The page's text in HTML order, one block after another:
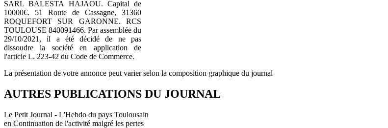
SARL BALESTA HAJAOU. Capital de
10000€. 51 Route de Cassagne, 31360
ROQUEFORT SUR GARONNE. RCS
TOULOUSE 840091466. Par assemblée du
29/10/2021, il a été décidé de ne pas
dissoudre la société en application de
l'article L. 223-42 du Code de Commerce.
La présentation de votre annonce peut varier selon la composition graphique du journal
AUTRES PUBLICATIONS DU JOURNAL
Le Petit Journal - L'Hebdo du pays Toulousain
en Continuation de l'activité malgré les pertes